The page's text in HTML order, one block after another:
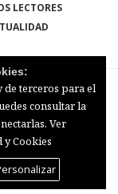
LECTORES
de terceros para el
consultar la
Ver
y Cookies